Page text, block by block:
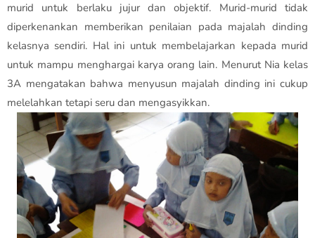
murid untuk berlaku jujur dan objektif. Murid-murid tidak
diperkenankan memberikan penilaian pada majalah dinding
kelasnya sendiri. Hal ini untuk membelajarkan kepada murid
untuk mampu menghargai karya orang lain. Menurut Nia kelas
3A mengatakan bahwa menyusun majalah dinding ini cukup
melelahkan tetapi seru dan mengasyikkan.